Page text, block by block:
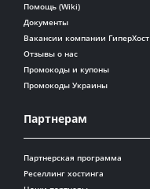
Помощь (Wiki)
Документы
Вакансии компании ГиперХост
Отзывы о нас
Промокоды и купоны
Промокоды Украины
Партнерам
Партнерская программа
Реселлинг хостинга